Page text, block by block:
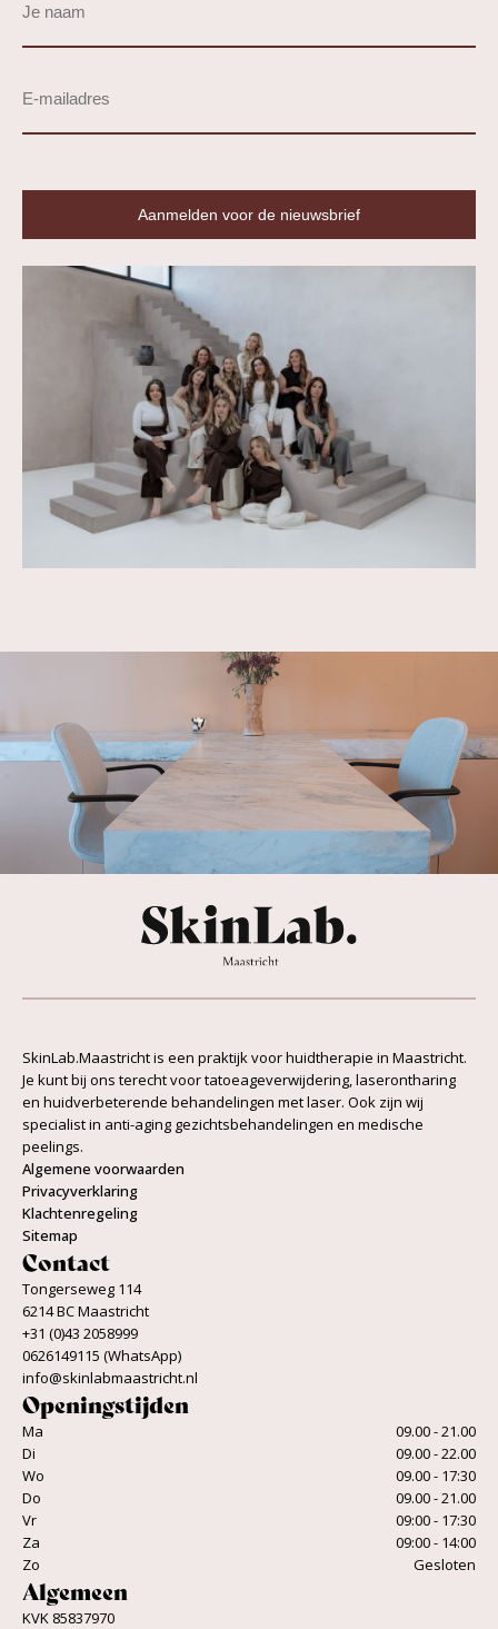
naam (Vereist)
mailadres
Aanmelden voor de nieuwsbrief
SkinLab.Maastricht is een praktijk voor huidtherapie in Maastricht.
Je kunt bij ons terecht voor tatoeageverwijdering, laserontharing
en huidverbeterende behandelingen met laser. Ook zijn wij
specialist in anti-aging gezichtsbehandelingen en medische
peelings.
Algemene voorwaarden
Privacyverklaring
Klachtenregeling
Sitemap
Contact
Tongerseweg 114
6214 BC Maastricht
+31 (0)43 2058999
0626149115 (WhatsApp)
info@skinlabmaastricht.nl
Openingstijden
Ma
09.00 - 21.00
Di
09.00 - 22.00
Wo
09.00 - 17:30
Do
09.00 - 21.00
Vr
09:00 - 17:30
Za
09:00 - 14:00
Zo
Gesloten
Algemeen
KVK 85837970